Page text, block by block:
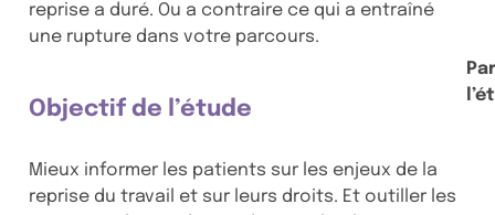
reprise a duré. Ou a contraire ce qui a entraîné
une rupture dans votre parcours.
Objectif de l’étude
Mieux informer les patients sur les enjeux de la
reprise du travail et sur leurs droits. Et outiller les